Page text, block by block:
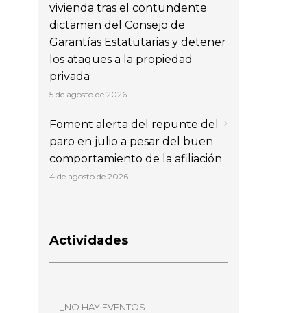
vivienda tras el contundente
dictamen del Consejo de
Garantías Estatutarias y detener
los ataques a la propiedad
privada
5 de agosto de 2026
Foment alerta del repunte del
paro en julio a pesar del buen
comportamiento de la afiliación
4 de agosto de 2026
Actividades
_NO HAY EVENTOS